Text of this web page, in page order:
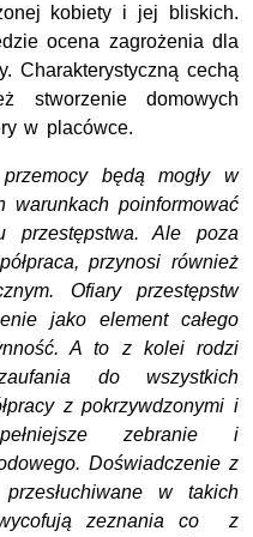
kobiety i jej bliskich.
ocena zagrożenia dla
Charakterystyczną cechą
stworzenie domowych
w placówce.
będą mogły w
poinformować
przestępstwa. Ale poza
przynosi również
Ofiary przestępstw
jako element całego
A to z kolei rodzi
do wszystkich
z pokrzywdzonymi i
zebranie i
Doświadczenie z
w takich
zeznania co z